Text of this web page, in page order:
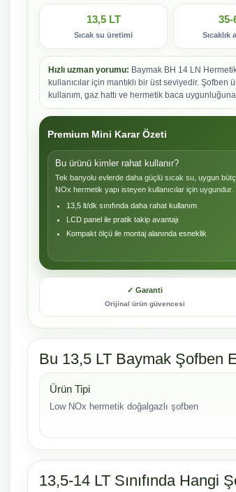
13,5 LT
Sıcak su üretimi
35-
Sıcaklık
Hızlı uzman yorumu: Baymak BH 14 LN
kullanıcılar için mantıklı bir üst seviyedir. Şofben
kullanım, gaz hattı ve hermetik baca uygunluğuna
Premium Mini Karar Özeti
Bu ürünü kimler rahat kullanır?
Tek banyolu evlerde daha güçlü sıcak su, uygun
NOx hermetik yapı isteyen kullanıcılar için uygundur.
13,5 lt/dk sınıfında daha rahat kullanım
LCD panel ile pratik takip avantajı
Kompakt ölçü ile montaj alanında esneklik
✓ Garanti
Orijinal ürün güvencesi
Bu 13,5 LT Baymak Şofben
Ürün Tipi
Low NOx hermetik doğalgazlı şofben
13,5-14 LT Sınıfında Hangi